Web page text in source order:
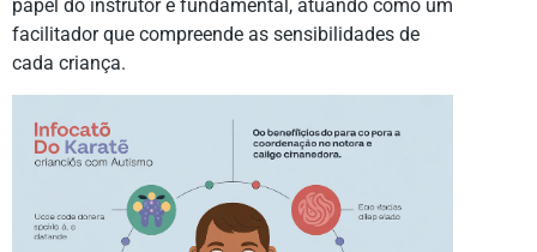
papel do instrutor é fundamental, atuando como um
facilitador que compreende as sensibilidades de
cada criança.